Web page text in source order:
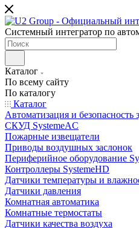
Системный интегратор по
Каталог
По всему сайту
По каталогу
Каталог
Автоматизация и безопасность
СКУД SystemeAC
Пожарные извещатели
Приводы воздушных заслонок
Периферийное оборудование
Контроллеры SystemeHD
Датчики температуры и
Датчики давления
Комнатная автоматика
Комнатные термостаты
Датчики качества воздуха